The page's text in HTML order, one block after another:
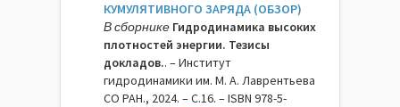
КУМУЛЯТИВНОГО ЗАРЯДА (ОБЗОР)
В сборнике Гидродинамика высоких
плотностей энергии. Тезисы
докладов.. – Институт
гидродинамики им. М. А. Лаврентьева
СО РАН., 2024. – C.16. – ISBN 978-5-